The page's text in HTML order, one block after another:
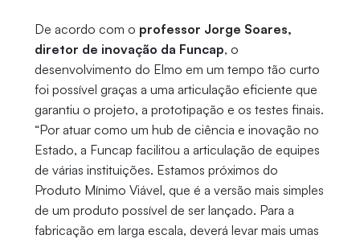
De acordo com o professor Jorge Soares,
diretor de inovação da Funcap, o
desenvolvimento do Elmo em um tempo tão curto
foi possível graças a uma articulação eficiente que
garantiu o projeto, a prototipação e os testes finais.
“Por atuar como um hub de ciência e inovação no
Estado, a Funcap facilitou a articulação de equipes
de várias instituições. Estamos próximos do
Produto Mínimo Viável, que é a versão mais simples
de um produto possível de ser lançado. Para a
fabricação em larga escala, deverá levar mais umas